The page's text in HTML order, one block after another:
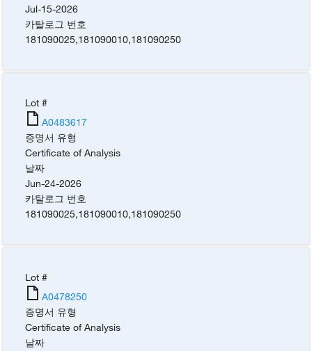
Jul-15-2026
카탈로그 번호
181090025,181090010,181090250
Lot #
A0483617
증명서 유형
Certificate of Analysis
날짜
Jun-24-2026
카탈로그 번호
181090025,181090010,181090250
Lot #
A0478250
증명서 유형
Certificate of Analysis
날짜